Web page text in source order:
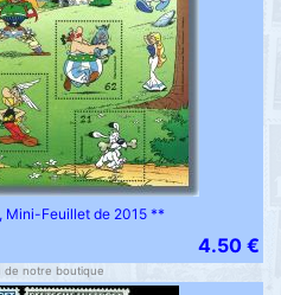
Mini-Feuillet de 2015 **
4.50 €
de notre boutique